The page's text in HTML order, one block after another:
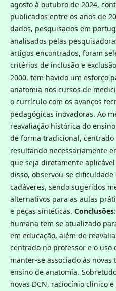
agosto à outubro de 2024,
publicados entre os anos de
dados, pesquisados em
analisados pelas
artigos encontrados, foram
critérios de inclusão e
2000, tem havido um esforço
anatomia nos cursos de
o currículo com os avanços
pedagógicas inovadoras. Ao
reavaliação histórica do
de forma tradicional,
resultando necessariamente
que seja diretamente
disso, observou-se
cadáveres, sendo sugeridos
alternativos para as aulas
e peças sintéticas. Conclusões
humana tem se atualizado
em educação, além de
centrado no professor e o uso
manter-se associado às
ensino de anatomia.
novas DCN, raciocínio clínico